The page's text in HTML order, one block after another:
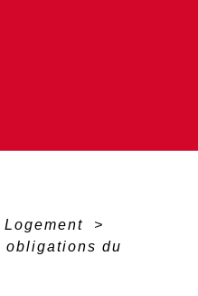
Logement
>
obligations du